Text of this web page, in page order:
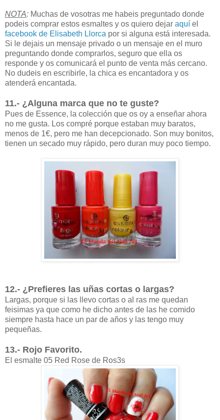
NOTA: Muchas de vosotras me habeis preguntado donde
podeis comprar estos esmaltes y os quiero dejar aquí el
facebook de Elisabeth Llorca por si alguna está interesada.
Si le dejais un mensaje privado o un mensaje en el muro
preguntando donde comprarlos, seguro que ella os
responde y os comunicará el punto de venta más cercano.
No dudeis en escribirle, la chica es encantadora y os
atenderá encantada.
11.- ¿Alguna marca que no te guste?
Pues de Essence, la colección que os oy a enseñar ahora
no me gusta. Los compré porque estaban muy baratos,
menos de 1€, pero me han decepcionado. Son muy bonitos,
tienen un secado muy rápido, pero duran muy poco tiempo.
12.- ¿Prefieres las uñas cortas o largas?
Largas, porque si las llevo cortas o al ras me quedan
feisimas ya que como he dicho antes de las he comido
siempre hasta hace un par de años y las tengo muy
pequeñas.
13.- Rojo Favorito.
El esmalte 05 Red Rose de Ros3s